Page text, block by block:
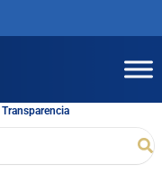
Transparencia